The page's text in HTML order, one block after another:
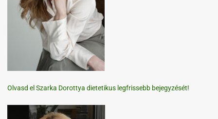
Olvasd el Szarka Dorottya dietetikus legfrissebb bejegyzését!